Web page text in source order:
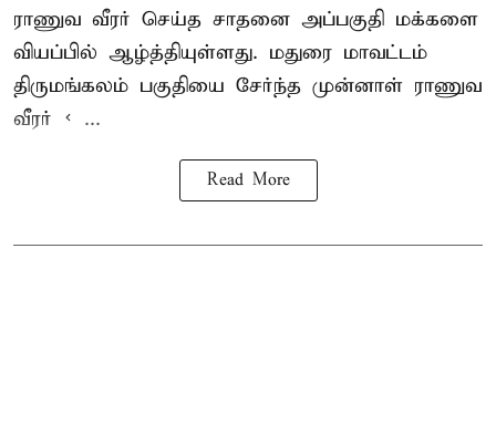
ராணுவ வீரர் செய்த சாதனை அப்பகுதி மக்களை
வியப்பில் ஆழ்த்தியுள்ளது. மதுரை மாவட்டம்
திருமங்கலம் பகுதியை சேர்ந்த முன்னாள் ராணுவ
வீரர் < ...
Read More